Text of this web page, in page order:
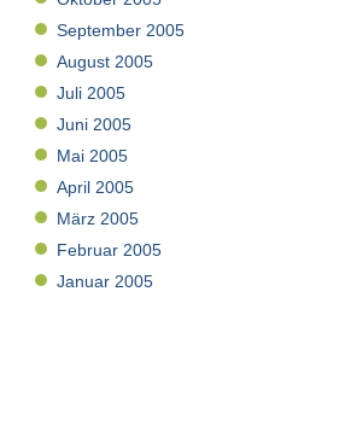
September 2005
August 2005
Juli 2005
Juni 2005
Mai 2005
April 2005
März 2005
Februar 2005
Januar 2005